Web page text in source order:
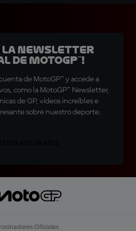
la Newsletter
MotoGP™!
de MotoGP™ y accede a
como la MotoGP™ Newsletter,
de GP, vídeos increíbles e
sobre nuestro deporte.
Oficiales